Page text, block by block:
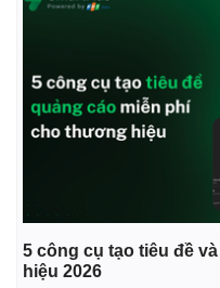
5 công cụ tạo tiêu đề
hiệu 2026